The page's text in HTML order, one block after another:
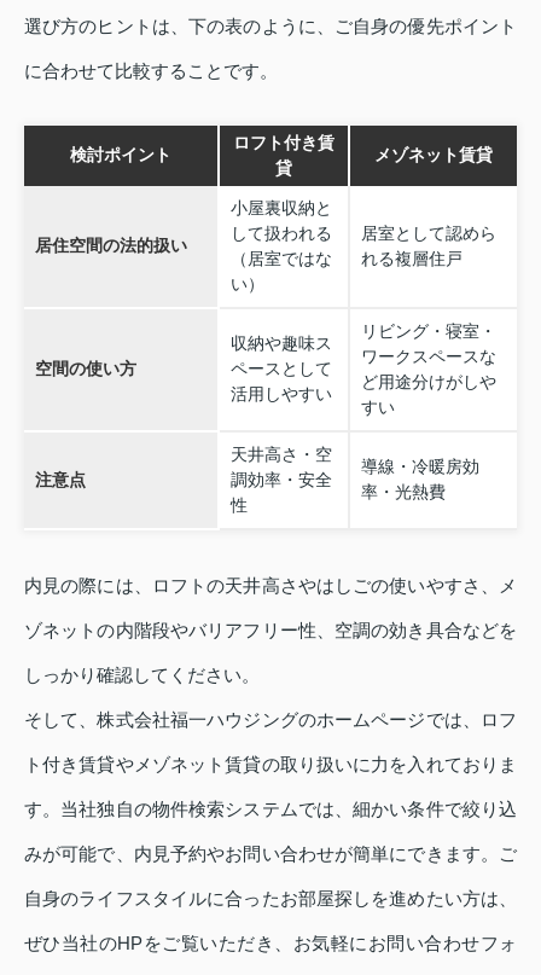
選び方のヒントは、下の表のように、ご自身の優先ポイント
に合わせて比較することです。
検討ポイント
ロフト付き賃
貸
メゾネット賃貸
居住空間の法的扱い
小屋裏収納と
して扱われる
（居室ではな
い）
居室として認めら
れる複層住戸
空間の使い方
収納や趣味ス
ペースとして
活用しやすい
リビング・寝室・
ワークスペースな
ど用途分けがしや
すい
注意点
天井高さ・空
調効率・安全
性
導線・冷暖房効
率・光熱費
内見の際には、ロフトの天井高さやはしごの使いやすさ、メ
ゾネットの内階段やバリアフリー性、空調の効き具合などを
しっかり確認してください。
そして、株式会社福一ハウジングのホームページでは、ロフ
ト付き賃貸やメゾネット賃貸の取り扱いに力を入れておりま
す。当社独自の物件検索システムでは、細かい条件で絞り込
みが可能で、内見予約やお問い合わせが簡単にできます。ご
自身のライフスタイルに合ったお部屋探しを進めたい方は、
ぜひ当社のHPをご覧いただき、お気軽にお問い合わせフォ